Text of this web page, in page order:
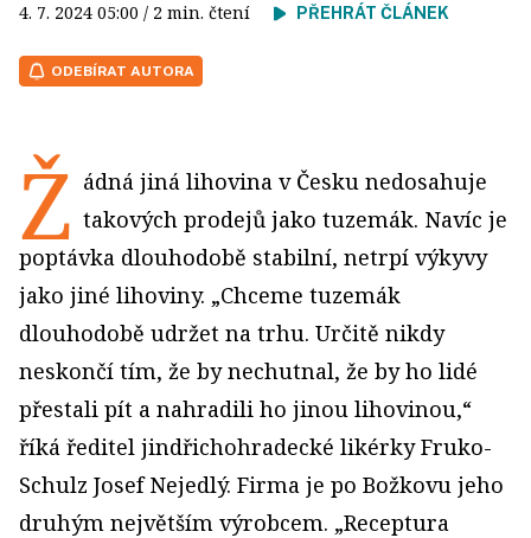
4. 7. 2024 05:00 / 2 min. čtení PŘEHRÁT ČLÁNEK
ODEBÍRAT AUTORA
Ž ádná jiná lihovina v Česku nedosahuje
takových prodejů jako tuzemák. Navíc je
poptávka dlouhodobě stabilní, netrpí výkyvy
jako jiné lihoviny. „Chceme tuzemák
dlouhodobě udržet na trhu. Určitě nikdy
neskončí tím, že by nechutnal, že by ho lidé
přestali pít a nahradili ho jinou lihovinou,“
říká ředitel jindřichohradecké likérky Fruko-
Schulz Josef Nejedlý. Firma je po Božkovu jeho
druhým největším výrobcem. „Receptura